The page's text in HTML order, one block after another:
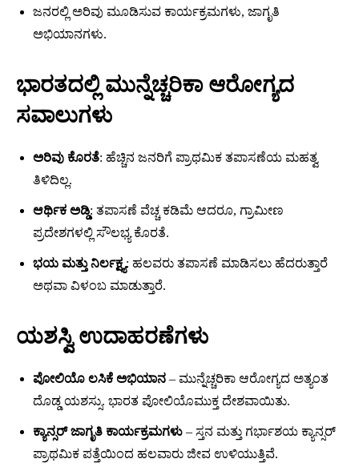
ಜನರಲ್ಲಿ ಅರಿವು ಮೂಡಿಸುವ ಕಾರ್ಯಕ್ರಮಗಳು, ಜಾಗೃತಿ
ಅಭಿಯಾನಗಳು.
ಭಾರತದಲ್ಲಿ ಮುನ್ನೆಚ್ಚರಿಕಾ ಆರೋಗ್ಯದ
ಸವಾಲುಗಳು
ಅರಿವು ಕೊರತೆ: ಹೆಚ್ಚಿನ ಜನರಿಗೆ ಪ್ರಾಥಮಿಕ ತಪಾಸಣೆಯ ಮಹತ್ವ
ತಿಳಿದಿಲ್ಲ.
ಆರ್ಥಿಕ ಅಡ್ಡಿ: ತಪಾಸಣೆ ವೆಚ್ಚ ಕಡಿಮೆ ಆದರೂ, ಗ್ರಾಮೀಣ
ಪ್ರದೇಶಗಳಲ್ಲಿ ಸೌಲಭ್ಯ ಕೊರತೆ.
ಭಯ ಮತ್ತು ನಿರ್ಲಕ್ಷ್ಯ: ಹಲವರು ತಪಾಸಣೆ ಮಾಡಿಸಲು ಹೆದರುತ್ತಾರೆ
ಅಥವಾ ವಿಳಂಬ ಮಾಡುತ್ತಾರೆ.
ಯಶಸ್ವಿ ಉದಾಹರಣೆಗಳು
ಪೋಲಿಯೊ ಲಸಿಕೆ ಅಭಿಯಾನ – ಮುನ್ನೆಚ್ಚರಿಕಾ ಆರೋಗ್ಯದ ಅತ್ಯಂತ
ದೊಡ್ಡ ಯಶಸ್ಸು. ಭಾರತ ಪೋಲಿಯೊಮುಕ್ತ ದೇಶವಾಯಿತು.
ಕ್ಯಾನ್ಸರ್ ಜಾಗೃತಿ ಕಾರ್ಯಕ್ರಮಗಳು – ಸ್ತನ ಮತ್ತು ಗರ್ಭಾಶಯ ಕ್ಯಾನ್ಸರ್
ಪ್ರಾಥಮಿಕ ಪತ್ತೆಯಿಂದ ಹಲವಾರು ಜೀವ ಉಳಿಯುತ್ತಿವೆ.